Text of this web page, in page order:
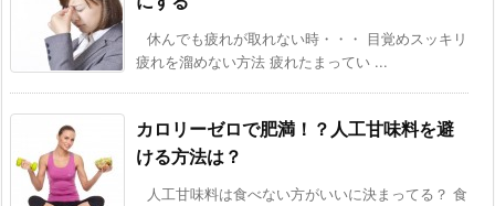
休んでも疲れが取れない時・・・ 目覚めスッキリ
疲れを溜めない方法 疲れたまってい ...
カロリーゼロで肥満！？人工甘味料を避
ける方法は？
人工甘味料は食べない方がいいに決まってる？ 食